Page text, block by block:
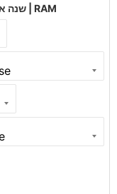
RAM | שנה אחריות יבואן רשמי | דור 4 VoLTE